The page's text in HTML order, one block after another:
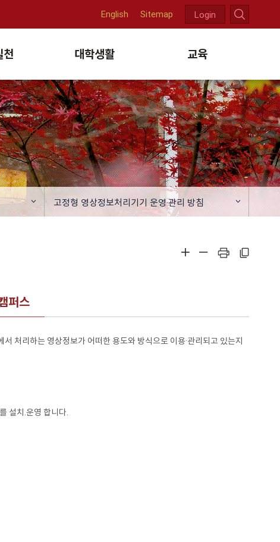
천 대학생활 교육
English Sitemap Login
고정형 영상정보처리기기 운영·관리 방침
퍼스
처리하는 영상정보가 어떠한 용도와 방식으로 이용·관리되고 있는지
설치.운영 합니다.